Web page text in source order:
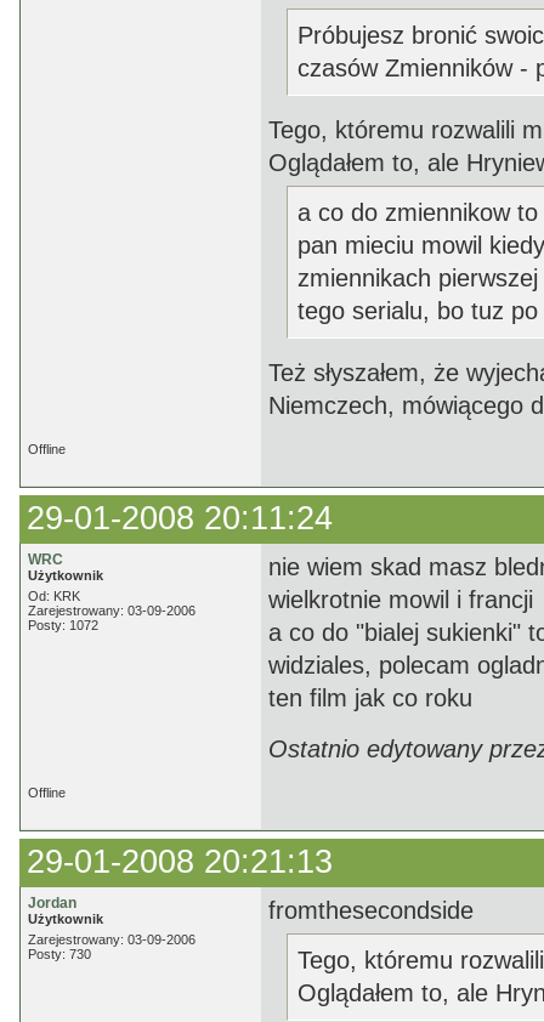
Próbujesz bronić
czasów Zmienników -
Tego, któremu rozwalili
Oglądałem to, ale
a co do zmiennikow
pan mieciu mowil
zmiennikach
tego serialu, bo tuz
Też słyszałem, że
Niemczech, mówiącego
Offline
29-01-2008 20:11:24
WRC
Użytkownik
Od: KRK
Zarejestrowany: 03-09-2006
Posty: 1072
nie wiem skad masz
wielkrotnie mowil i francji
a co do "bialej sukienki"
widziales, polecam
ten film jak co roku
Ostatnio edytowany
Offline
29-01-2008 20:21:13
Jordan
Użytkownik
Zarejestrowany: 03-09-2006
Posty: 730
fromthesecondside
Tego, któremu
Oglądałem to, ale